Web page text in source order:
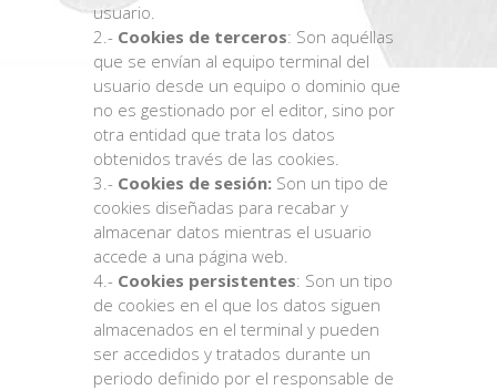
usuario.
2.- Cookies de terceros: Son aquéllas
que se envían al equipo terminal del
usuario desde un equipo o dominio que
no es gestionado por el editor, sino por
otra entidad que trata los datos
obtenidos través de las cookies.
3.- Cookies de sesión: Son un tipo de
cookies diseñadas para recabar y
almacenar datos mientras el usuario
accede a una página web.
4.- Cookies persistentes: Son un tipo
de cookies en el que los datos siguen
almacenados en el terminal y pueden
ser accedidos y tratados durante un
periodo definido por el responsable de